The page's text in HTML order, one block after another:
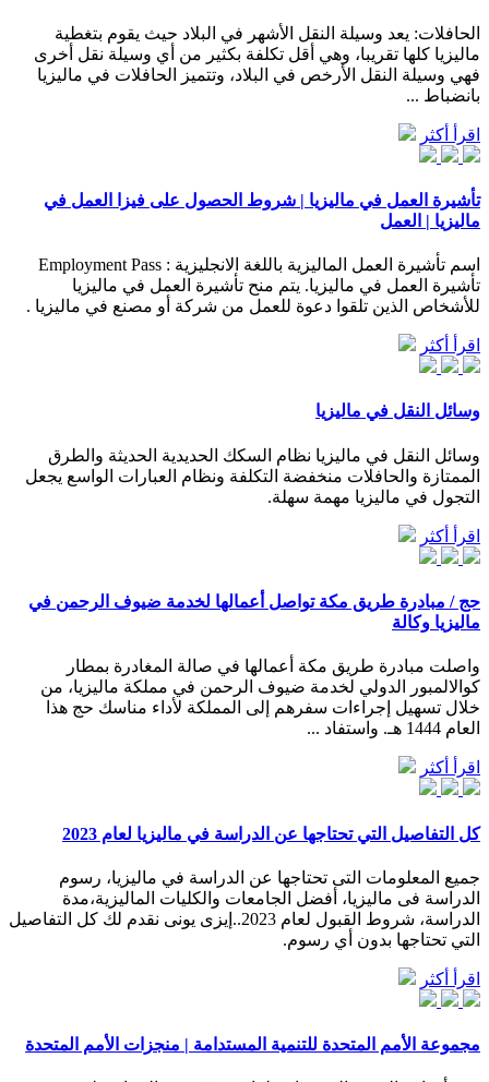
الحافلات: يعد وسيلة النقل الأشهر في البلاد حيث يقوم بتغطية
ماليزيا كلها تقريبا، وهي أقل تكلفة بكثير من أي وسيلة نقل أخرى
فهي وسيلة النقل الأرخص في البلاد، وتتميز الحافلات في ماليزيا
بانضباط ...
اقرأ أكثر
تأشيرة العمل في ماليزيا | شروط الحصول على فيزا العمل في
ماليزيا | العمل
اسم تأشيرة العمل الماليزية باللغة الانجليزية : Employment Pass
تأشيرة العمل في ماليزيا. يتم منح تأشيرة العمل في ماليزيا
للأشخاص الذين تلقوا دعوة للعمل من شركة أو مصنع في ماليزيا .
اقرأ أكثر
وسائل النقل في ماليزيا
وسائل النقل في ماليزيا نظام السكك الحديدية الحديثة والطرق
الممتازة والحافلات منخفضة التكلفة ونظام العبارات الواسع يجعل
التجول في ماليزيا مهمة سهلة.
اقرأ أكثر
حج / مبادرة طريق مكة تواصل أعمالها لخدمة ضيوف الرحمن في
ماليزيا وكالة
واصلت مبادرة طريق مكة أعمالها في صالة المغادرة بمطار
كوالالمبور الدولي لخدمة ضيوف الرحمن في مملكة ماليزيا، من
خلال تسهيل إجراءات سفرهم إلى المملكة لأداء مناسك حج هذا
العام 1444 هـ. واستفاد ...
اقرأ أكثر
كل التفاصيل التي تحتاجها عن الدراسة في ماليزيا لعام 2023
جميع المعلومات التى تحتاجها عن الدراسة في ماليزيا، رسوم
الدراسة فى ماليزيا، أفضل الجامعات والكليات الماليزية،مدة
الدراسة، شروط القبول لعام 2023..إيزى يونى نقدم لك كل التفاصيل
التي تحتاجها بدون أي رسوم.
اقرأ أكثر
مجموعة الأمم المتحدة للتنمية المستدامة | منجزات الأمم المتحدة